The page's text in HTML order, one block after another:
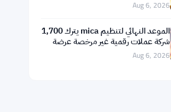
إطلاق واجهة برمجة التطبيقات لدليل